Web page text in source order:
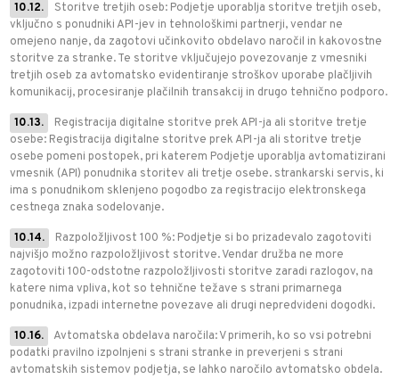
10.12.
Storitve tretjih oseb: Podjetje uporablja storitve tretjih oseb,
vključno s ponudniki API-jev in tehnološkimi partnerji, vendar ne
omejeno nanje, da zagotovi učinkovito obdelavo naročil in kakovostne
storitve za stranke. Te storitve vključujejo povezovanje z vmesniki
tretjih oseb za avtomatsko evidentiranje stroškov uporabe plačljivih
komunikacij, procesiranje plačilnih transakcij in drugo tehnično podporo.
10.13.
Registracija digitalne storitve prek API-ja ali storitve tretje
osebe: Registracija digitalne storitve prek API-ja ali storitve tretje
osebe pomeni postopek, pri katerem Podjetje uporablja avtomatizirani
vmesnik (API) ponudnika storitev ali tretje osebe. strankarski servis, ki
ima s ponudnikom sklenjeno pogodbo za registracijo elektronskega
cestnega znaka sodelovanje.
10.14.
Razpoložljivost 100 %: Podjetje si bo prizadevalo zagotoviti
najvišjo možno razpoložljivost storitve. Vendar družba ne more
zagotoviti 100-odstotne razpoložljivosti storitve zaradi razlogov, na
katere nima vpliva, kot so tehnične težave s strani primarnega
ponudnika, izpadi internetne povezave ali drugi nepredvideni dogodki.
10.16.
Avtomatska obdelava naročila: V primerih, ko so vsi potrebni
podatki pravilno izpolnjeni s strani stranke in preverjeni s strani
avtomatskih sistemov podjetja, se lahko naročilo avtomatsko obdela.